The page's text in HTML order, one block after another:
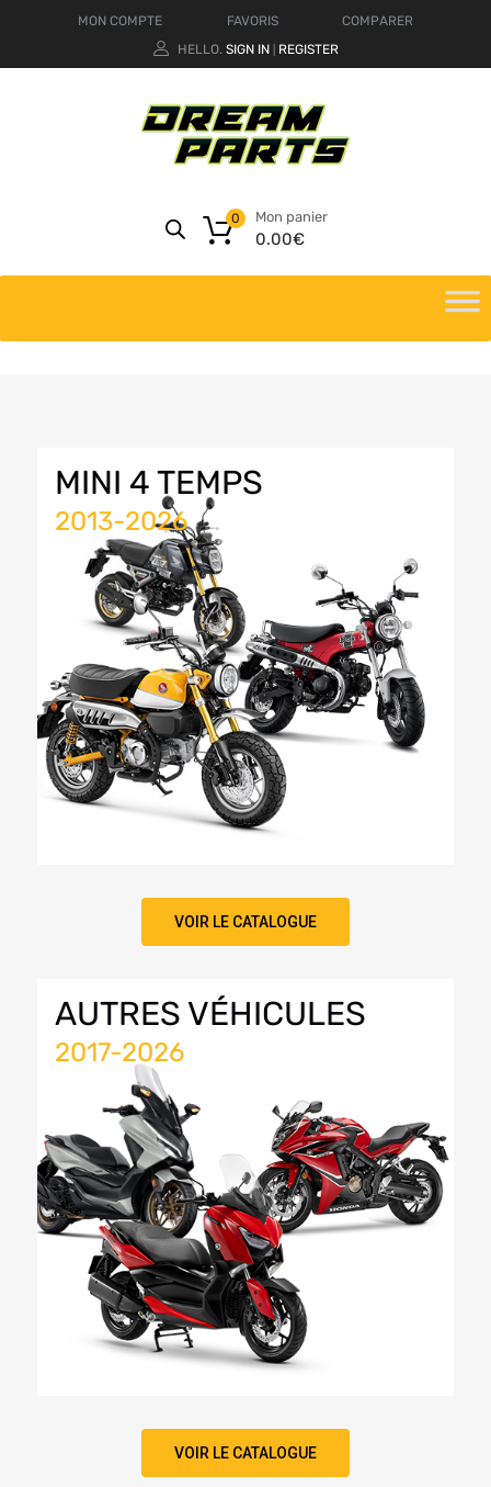
MON COMPTE FAVORIS
COMPARER
HELLO. SIGN IN REGISTER
Mon panier
0.00€
0
MINI 4 TEMPS
2013-2026
VOIR LE CATALOGUE
AUTRES VÉHICULES
2017-2026
VOIR LE CATALOGUE